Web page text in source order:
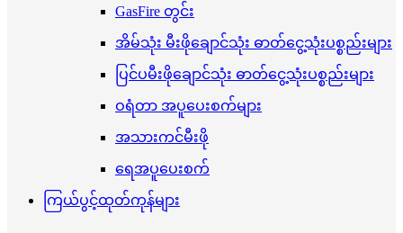
GasFire တွင်း
အိမ်သုံး မီးဖိုချောင်သုံး ဓာတ်ငွေ့သုံးပစ္စည်းများ
ပြင်ပမီးဖိုချောင်သုံး ဓာတ်ငွေ့သုံးပစ္စည်းများ
ဝရံတာ အပူပေးစက်များ
အသားကင်မီးဖို
ရေအပူပေးစက်
ကြယ်ပွင့်ထုတ်ကုန်များ